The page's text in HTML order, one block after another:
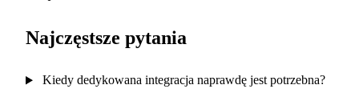
Najczęstsze pytania
Kiedy dedykowana integracja naprawdę jest potrzebna?